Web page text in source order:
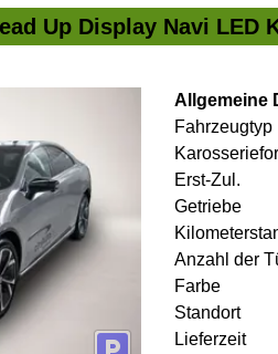
Up Display Navi LED
Allgemeine
Fahrzeugtyp
Erst-Zul.
Getriebe
Anzahl der
Farbe
Standort
Lieferzeit